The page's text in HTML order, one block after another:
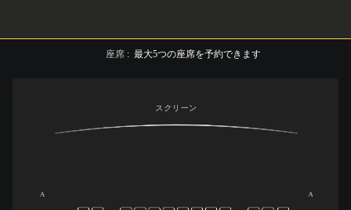
座席 : 最大5つの座席を予約できます
スクリーン
A A